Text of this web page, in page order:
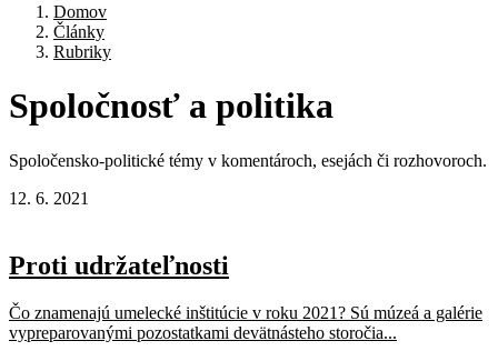
Domov
Články
Rubriky
Spoločnosť a politika
Spoločensko-politické témy v komentároch, esejách či rozhovoroch.
12. 6. 2021
Proti udržateľnosti
Čo znamenajú umelecké inštitúcie v roku 2021? Sú múzeá a galérie
vypreparovanými pozostatkami devätnásteho storočia...